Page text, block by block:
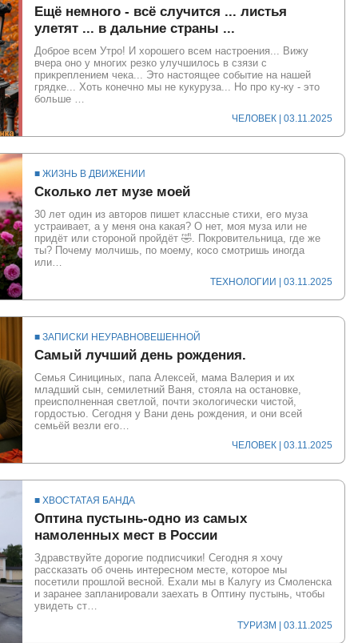
Ещё немного - всё случится ... листья
улетят ... в дальние страны ...
Доброе всем Утро! И хорошего всем настроения... Вижу
вчера оно у многих резко улучшилось в сзязи с
прикреплением чека... Это настоящее событие на нашей
грядке... Хоть конечно мы не кукуруза... Но про ку-ку - это
больше …
ЧЕЛОВЕК| 03.11.2025
■ ЖИЗНЬ В ДВИЖЕНИИ
Сколько лет музе моей
30 лет один из авторов пишет классные стихи, его муза
устраивает, а у меня она какая? О нет, моя муза или не
придёт или стороной пройдёт 🤣. Покровительница, где же
ты? Почему молчишь, по моему, косо смотришь иногда
или…
ТЕХНОЛОГИИ | 03.11.2025
■ ЗАПИСКИ НЕУРАВНОВЕШЕННОЙ
Самый лучший день рождения.
Семья Синициных, папа Алексей, мама Валерия и их
младший сын, семилетний Ваня, стояла на остановке,
преисполненная светлой, почти экологически чистой,
гордостью. Сегодня у Вани день рождения, и они всей
семьёй везли его…
ЧЕЛОВЕК| 03.11.2025
■ ХВОСТАТАЯ БАНДА
Оптина пустынь-одно из самых
намоленных мест в России
Здравствуйте дорогие подписчики! Сегодня я хочу
рассказать об очень интересном месте, которое мы
посетили прошлой весной. Ехали мы в Калугу из Смоленска
и заранее запланировали заехать в Оптину пустынь, чтобы
увидеть ст…
ТУРИЗМ | 03.11.2025